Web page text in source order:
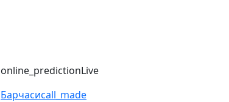
online_predictionLive
Барчасиcall_made